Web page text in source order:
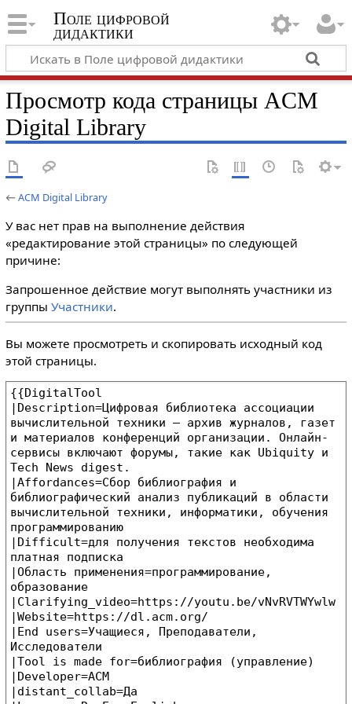
Поле цифровой
дидактики
Просмотр кода страницы ACM
Digital Library
←ACM Digital Library
У вас нет прав на выполнение действия
«редактирование этой страницы» по следующей
причине:
Запрошенное действие могут выполнять участники из
группы Участники.
Вы можете просмотреть и скопировать исходный код
этой страницы.